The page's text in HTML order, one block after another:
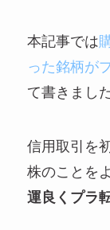
本記事では
った銘柄が
て書きました
信用取引を
株のことを
運良くプラ